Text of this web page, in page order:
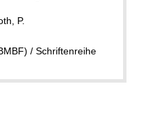
P.
/ Schriftenreihe